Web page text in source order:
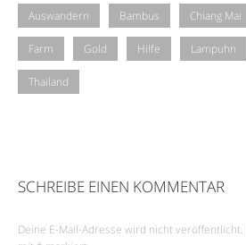
Auswandern Bambus Chiang Mai
Farm Gold Hilfe Lampuhn
Thailand
SCHREIBE EINEN KOMMENTAR
Deine E-Mail-Adresse wird nicht veröffentlicht.